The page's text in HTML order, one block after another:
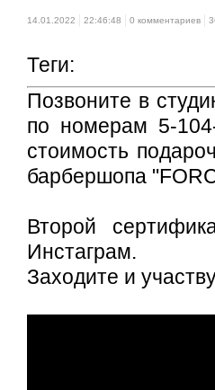
14.01.2022 22:46:48 0 комментариев
Теги:
Позвоните в
по номерам 5-
стоимость
барбершопа
Второй
Инстаграм.
Заходите и